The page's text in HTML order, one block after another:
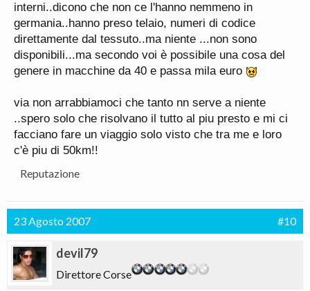
interni..dicono che non ce l'hanno nemmeno in
germania..hanno preso telaio, numeri di codice
direttamente dal tessuto..ma niente ...non sono
disponibili...ma secondo voi è possibile una cosa del
genere in macchine da 40 e passa mila euro
via non arrabbiamoci che tanto nn serve a niente
..spero solo che risolvano il tutto al piu presto e mi ci
facciano fare un viaggio solo visto che tra me e loro
c'è piu di 50km!!
Reputazione
23 Agosto 2007 #10
devil79
Direttore Corse